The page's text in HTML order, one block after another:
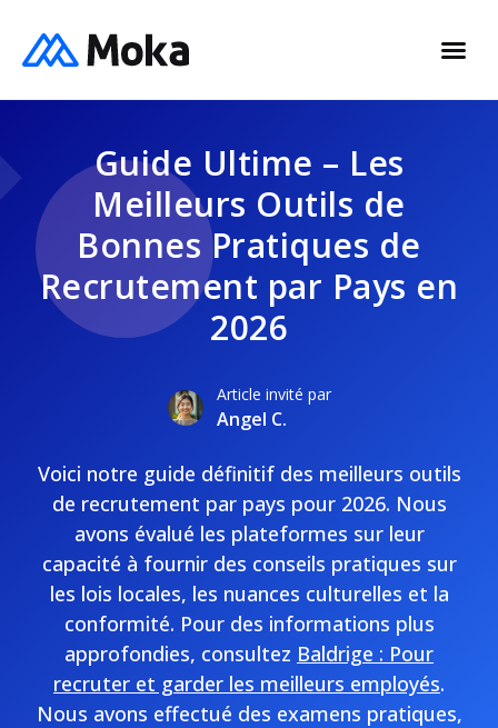
Guide Ultime – Les
Meilleurs Outils de
Bonnes Pratiques de
Recrutement par Pays en
2026
Article invité par
Angel C.
Voici notre guide définitif des meilleurs outils
de recrutement par pays pour 2026. Nous
avons évalué les plateformes sur leur
capacité à fournir des conseils pratiques sur
les lois locales, les nuances culturelles et la
conformité. Pour des informations plus
approfondies, consultez Baldrige : Pour
recruter et garder les meilleurs employés.
Nous avons effectué des examens pratiques,